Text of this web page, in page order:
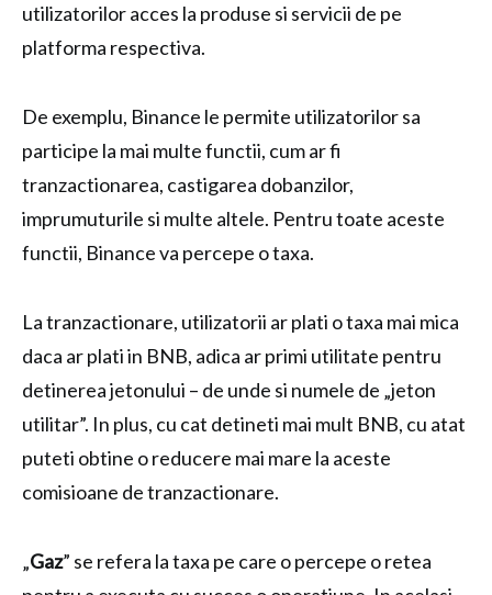
utilizatorilor acces la produse si servicii de pe
platforma respectiva.
De exemplu, Binance le permite utilizatorilor sa
participe la mai multe functii, cum ar fi
tranzactionarea, castigarea dobanzilor,
imprumuturile si multe altele. Pentru toate aceste
functii, Binance va percepe o taxa.
La tranzactionare, utilizatorii ar plati o taxa mai mica
daca ar plati in BNB, adica ar primi utilitate pentru
detinerea jetonului – de unde si numele de „jeton
utilitar”. In plus, cu cat detineti mai mult BNB, cu atat
puteti obtine o reducere mai mare la aceste
comisioane de tranzactionare.
„Gaz” se refera la taxa pe care o percepe o retea